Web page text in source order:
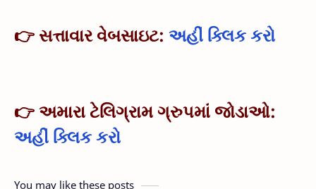
👉 સત્તાવાર વેબસાઇટ: અહીં ક્લિક કરો
👉 અમારા ટેલિગ્રામ ગ્રુપમાં જોડાઓ:
અહીં ક્લિક કરો
You may like these posts